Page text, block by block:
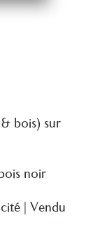
bois) sur
noir
| Vendu